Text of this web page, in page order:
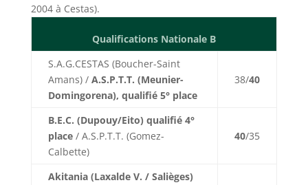
2004 à Cestas).
Qualifications Nationale B
S.A.G.CESTAS (Boucher-Saint
Amans) / A.S.P.T.T. (Meunier-
Domingorena), qualifié 5° place
38/40
B.E.C. (Dupouy/Eito) qualifié 4°
place/ A.S.P.T.T. (Gomez-
Calbette)
40/35
Akitania (Laxalde V. / Salièges)